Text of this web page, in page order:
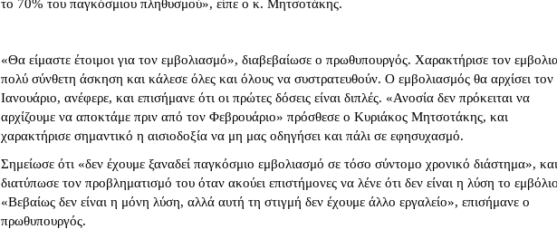
το 70% του παγκόσμιου πληθυσμού», είπε ο κ. Μητσοτάκης.
«Θα είμαστε έτοιμοι για τον εμβολιασμό», διαβεβαίωσε ο πρωθυπουργός. Χαρακτήρισε τον
πολύ σύνθετη άσκηση και κάλεσε όλες και όλους να συστρατευθούν. Ο εμβολιασμός θα αρχίσει τον
Ιανουάριο, ανέφερε, και επισήμανε ότι οι πρώτες δόσεις είναι διπλές. «Ανοσία δεν πρόκειται να
αρχίζουμε να αποκτάμε πριν από τον Φεβρουάριο» πρόσθεσε ο Κυριάκος Μητσοτάκης, και
χαρακτήρισε σημαντικό η αισιοδοξία να μη μας οδηγήσει και πάλι σε εφησυχασμό.
Σημείωσε ότι «δεν έχουμε ξαναδεί παγκόσμιο εμβολιασμό σε τόσο σύντομο χρονικό διάστημα», και
διατύπωσε τον προβληματισμό του όταν ακούει επιστήμονες να λένε ότι δεν είναι η λύση το
«Βεβαίως δεν είναι η μόνη λύση, αλλά αυτή τη στιγμή δεν έχουμε άλλο εργαλείο», επισήμανε ο
πρωθυπουργός.